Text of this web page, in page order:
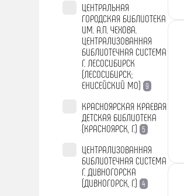
ЦЕНТРАЛЬНАЯ
ГОРОДСКАЯ БИБЛИОТЕКА
ИМ. А.П. ЧЕХОВА.
ЦЕНТРАЛИЗОВАННАЯ
БИБЛИОТЕЧНАЯ СИСТЕМА
Г. ЛЕСОСИБИРСК
(ЛЕСОСИБИРСК;
ЕНИСЕЙСКИЙ МО) 9
КРАСНОЯРСКАЯ КРАЕВАЯ
ДЕТСКАЯ БИБЛИОТЕКА
(КРАСНОЯРСК, Г.) 5
ЦЕНТРАЛИЗОВАННАЯ
БИБЛИОТЕЧНАЯ СИСТЕМА
Г. ДИВНОГОРСКА
(ДИВНОГОРСК, Г.) 4